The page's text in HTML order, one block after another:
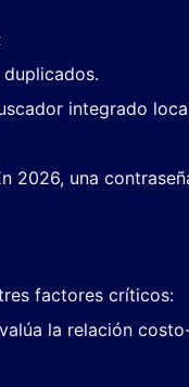
integrado
2026, una
factores críticos:
la relación